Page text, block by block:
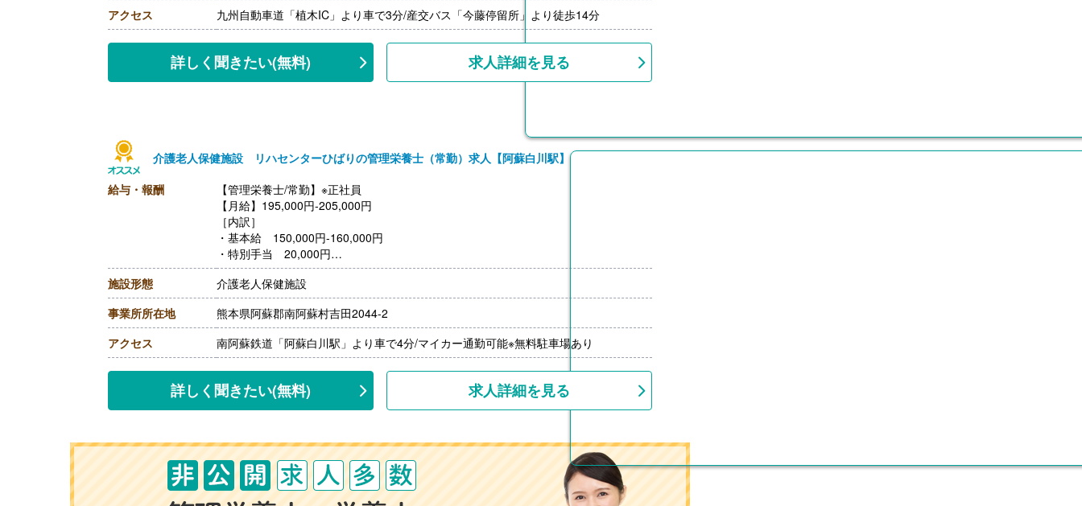
アクセス
九州自動車道「植木IC」より車で3分/産交バス「今藤停留所」より徒歩14分
詳しく聞きたい(無料) 求人詳細を見る
介護老人保健施設 リハセンターひばりの管理栄養士（常勤）求人【阿蘇白川駅】
給与・報酬
【管理栄養士/常勤】※正社員
【月給】195,000円-205,000円
［内訳］
・基本給 150,000円-160,000円
・特別手当 20,000円
・職務手当 25,000円
・資格手当 5,000円
［その他手当］
・皆勤手当 6,000円/月
【賞与】年2回（計3.30ヶ月分）※前年度実績
【通勤手当】あり（上限20,000円/月）
【退職金】あり※勤続3年以上
施設形態
介護老人保健施設
事業所所在地
熊本県阿蘇郡南阿蘇村吉田2044-2
アクセス
南阿蘇鉄道「阿蘇白川駅」より車で4分/マイカー通勤可能※無料駐車場あり
詳しく聞きたい(無料) 求人詳細を見る